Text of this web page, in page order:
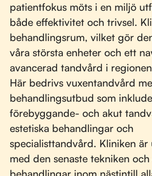
patientfokus möts i en miljö
både effektivitet och trivsel.
behandlingsrum, vilket gör
våra största enheter och ett
avancerad tandvård i
Här bedrivs vuxentandvård
behandlingsutbud som
förebyggande- och akut
estetiska behandlingar och
specialisttandvård. Kliniken är
med den senaste tekniken